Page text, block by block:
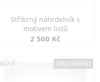
Stříbrný náhrdelník s
motivem listů
2 500 Kč
NOVÉ OBJEDNÁNO